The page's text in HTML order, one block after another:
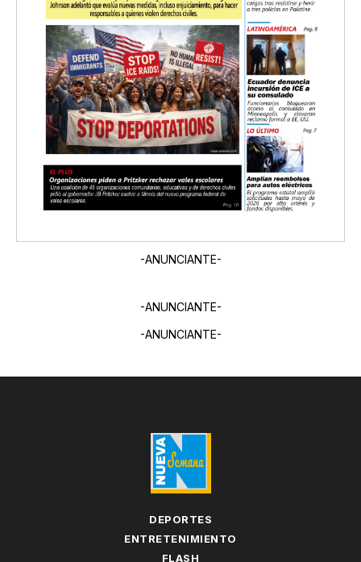
-ANUNCIANTE-
-ANUNCIANTE-
-ANUNCIANTE-
DEPORTES
ENTRETENIMIENTO
FLASH